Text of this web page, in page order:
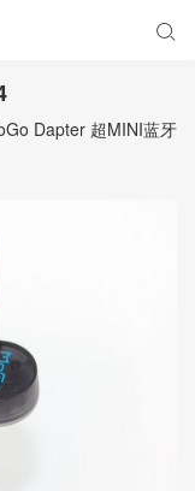

Dapter 超MINI蓝牙